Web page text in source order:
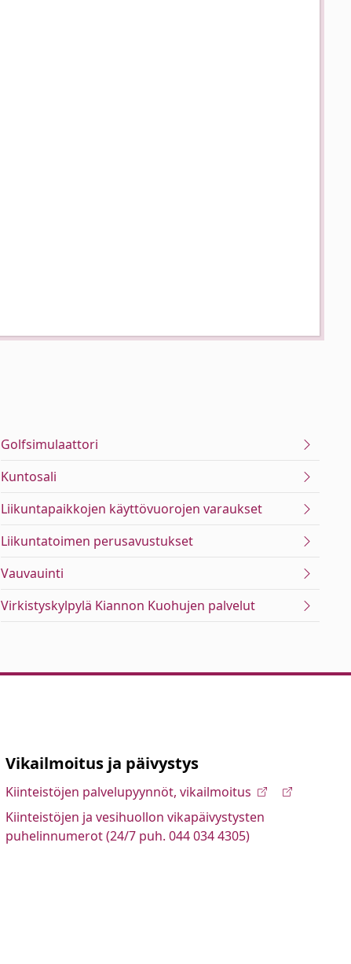
Golfsimulaattori
Kuntosali
Liikuntapaikkojen käyttövuorojen varaukset
Liikuntatoimen perusavustukset
Vauvauinti
Virkistyskylpylä Kiannon Kuohujen palvelut
Vikailmoitus ja päivystys
Kiinteistöjen palvelupyynnöt, vikailmoitus
Kiinteistöjen ja vesihuollon vikapäivystysten
puhelinnumerot (24/7 puh. 044 034 4305)